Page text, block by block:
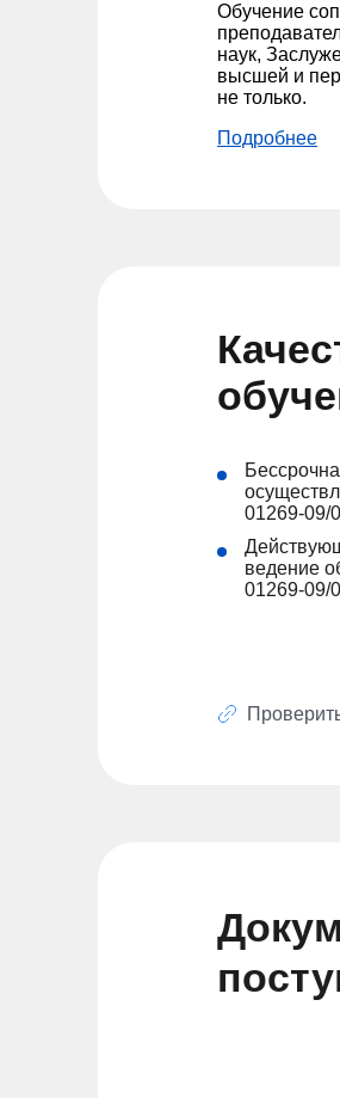
Обучение
наук,
высшей и
не только.
Подробнее
01269-09/
ведение
01269-09/